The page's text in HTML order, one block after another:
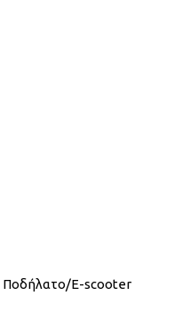
Ποδήλατο/E-scooter